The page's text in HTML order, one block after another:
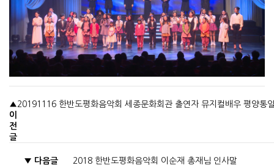
▲
이
전
글
20191116 한반도평화음악회 세종문화회관 출연자 뮤지컬배우 평양통
▼ 다음글 2018 한반도평화음악회 이순재 총재님 인사말